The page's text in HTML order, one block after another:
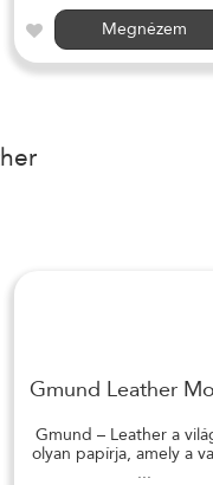
Megnézem
Gmund Leather
Gmund – Leather a
olyan papírja, amely a
...